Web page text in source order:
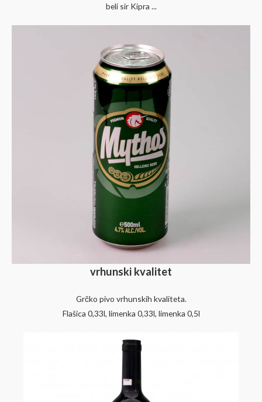
beli sir Kipra ...
vrhunski kvalitet
Grčko pivo vrhunskih kvaliteta.
Flašica 0,33l, limenka 0,33l, limenka 0,5l